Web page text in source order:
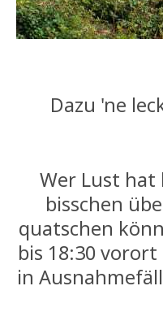
Dazu 'ne
Wer Lust
bisschen
quatschen
bis 18:30 vorort
in